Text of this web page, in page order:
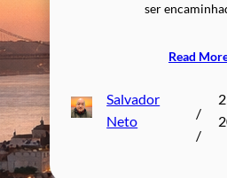
ser
Read
Salvador
Neto
/
/